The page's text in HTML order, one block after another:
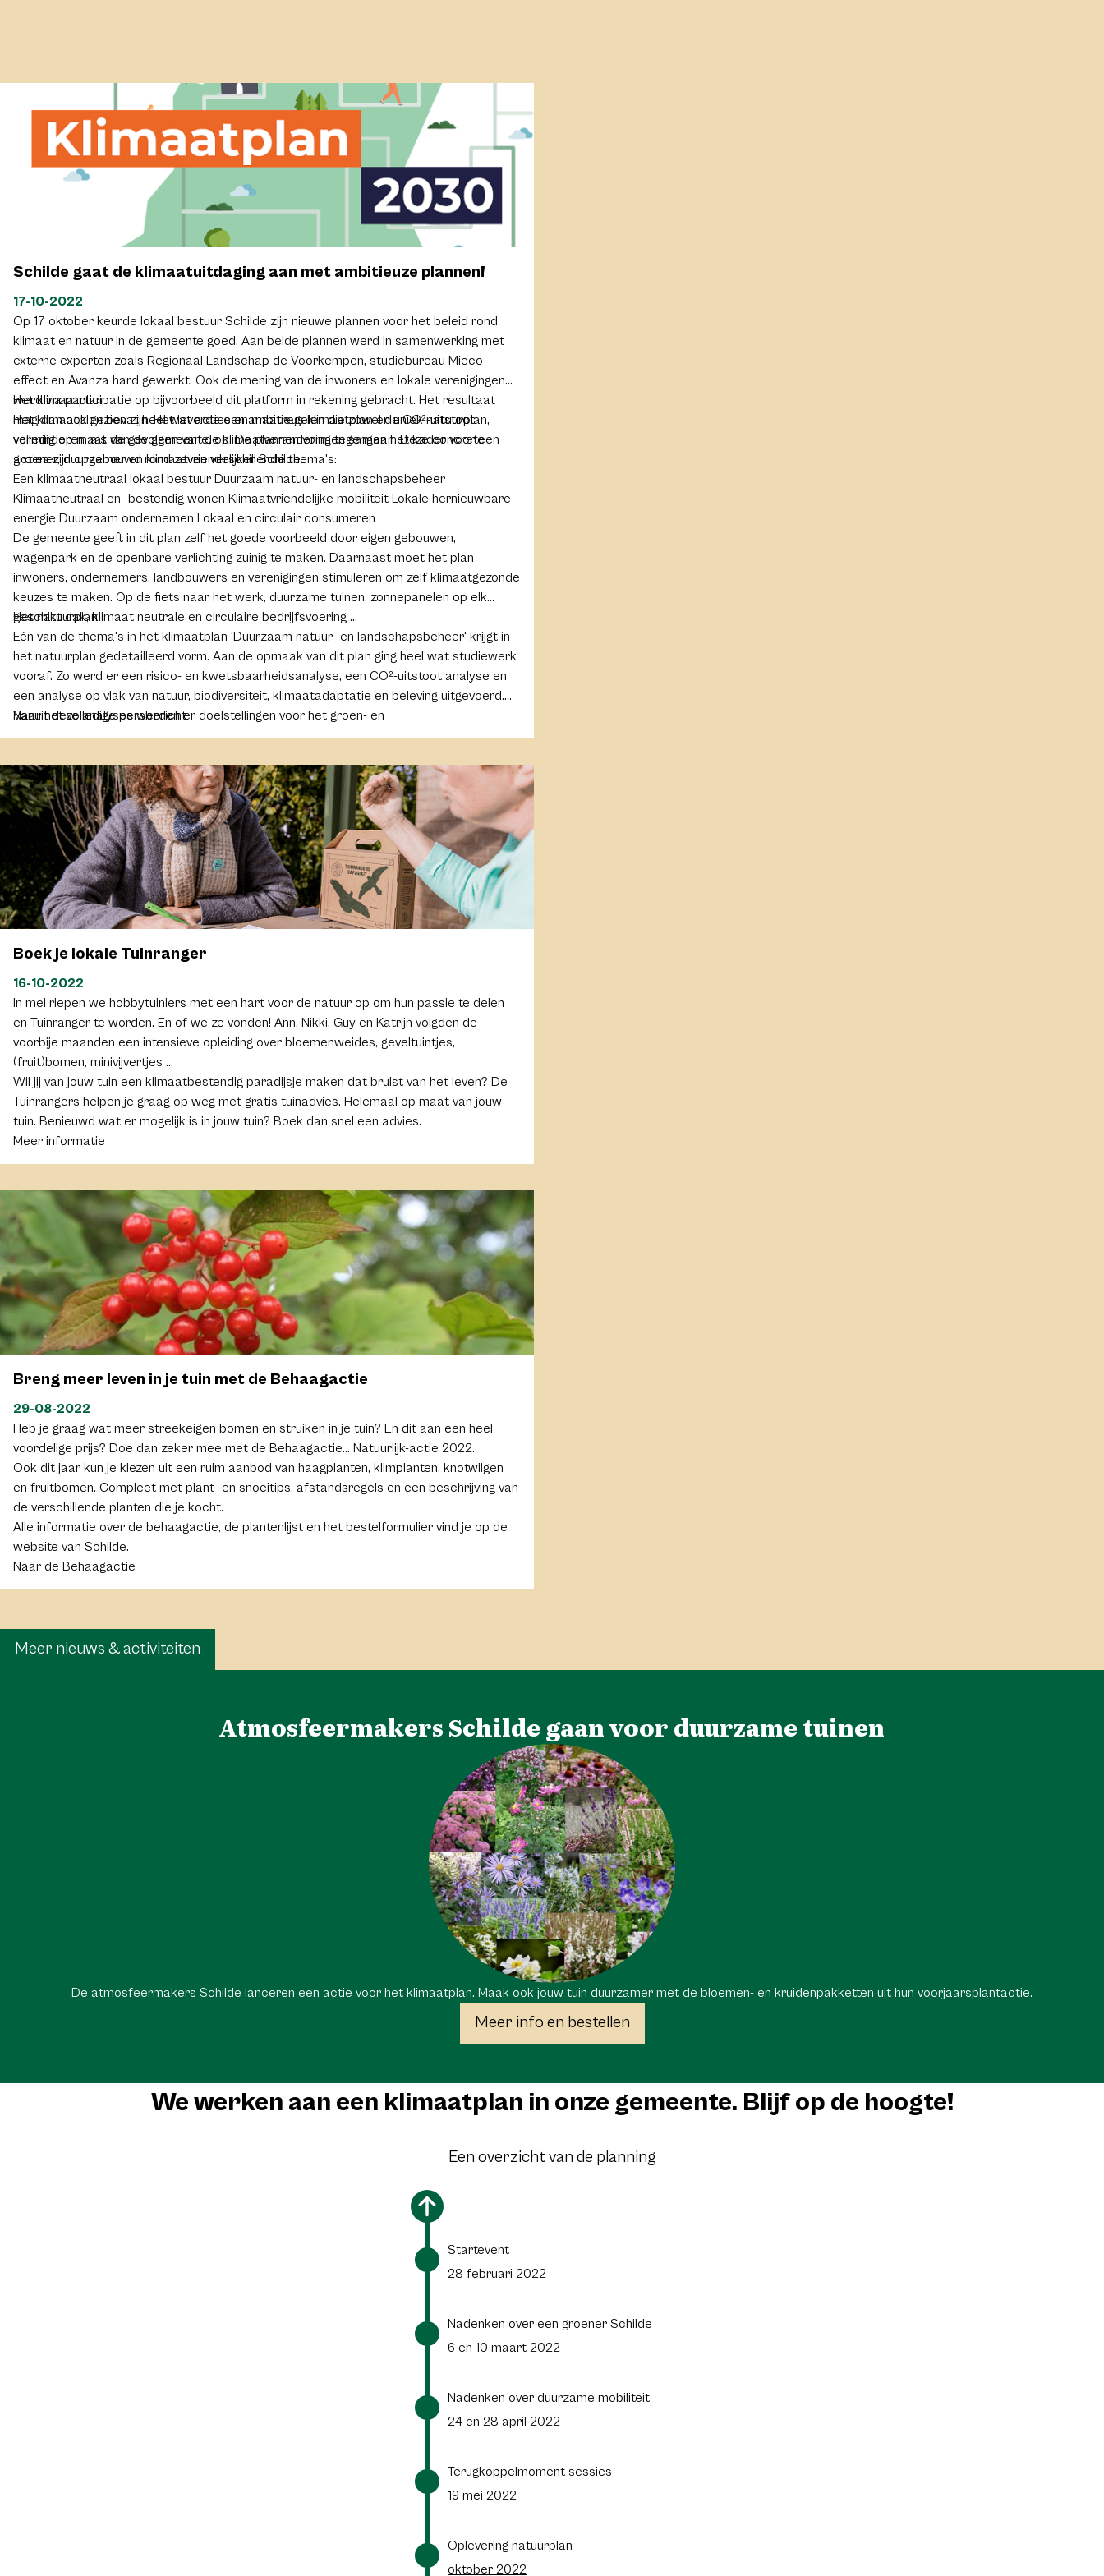
Schilde gaat de klimaatuitdaging aan met ambitieuze plannen!
17-10-2022
Op 17 oktober keurde lokaal bestuur Schilde zijn nieuwe plannen voor het beleid rond
klimaat en natuur in de gemeente goed. Aan beide plannen werd in samenwerking met
externe experten zoals Regionaal Landschap de Voorkempen, studiebureau Mieco-
effect en Avanza hard gewerkt. Ook de mening van de inwoners en lokale verenigingen
werd via participatie op bijvoorbeeld dit platform in rekening gebracht. Het resultaat
mag dan ook gezien zijn. Het leverde een ambitieus klimaatplan en uniek natuurplan,
volledig op maat van de gemeente, op. De plannen vormen samen het kader voor een
groener, duurzamer en klimaatvriendelijker Schilde.
Het klimaatplan
Het klimaatplan bevat heel wat acties en maatregelen die zowel de CO²-uitstoot
verminderen, als de gevolgen van de klimaatverandering tegengaan. Deze concrete
acties zijn opgebouwd rond zeven verschillende thema's:
Een klimaatneutraal lokaal bestuur Duurzaam natuur- en landschapsbeheer
Klimaatneutraal en -bestendig wonen Klimaatvriendelijke mobiliteit Lokale hernieuwbare
energie Duurzaam ondernemen Lokaal en circulair consumeren
De gemeente geeft in dit plan zelf het goede voorbeeld door eigen gebouwen,
wagenpark en de openbare verlichting zuinig te maken. Daarnaast moet het plan
inwoners, ondernemers, landbouwers en verenigingen stimuleren om zelf klimaatgezonde
keuzes te maken. Op de fiets naar het werk, duurzame tuinen, zonnepanelen op elk
geschikt dak, klimaat neutrale en circulaire bedrijfsvoering ...
Het natuurplan
Eén van de thema's in het klimaatplan 'Duurzaam natuur- en landschapsbeheer' krijgt in
het natuurplan gedetailleerd vorm. Aan de opmaak van dit plan ging heel wat studiewerk
vooraf. Zo werd er een risico- en kwetsbaarheidsanalyse, een CO²-uitstoot analyse en
een analyse op vlak van natuur, biodiversiteit, klimaatadaptatie en beleving uitgevoerd.
Vanuit deze analyses werden er doelstellingen voor het groen- en
natuurbeleid vastgelegd, die in het plan ook worden vertaald in concrete acties. Een
stad of gemeente om biodiverser en klimaatrobuuster te worden via de tuinen van de
inwoners.
Naar het volledige persbericht
Boek je lokale Tuinranger
16-10-2022
In mei riepen we hobbytuiniers met een hart voor de natuur op om hun passie te delen
en Tuinranger te worden. En of we ze vonden! Ann, Nikki, Guy en Katrijn volgden de
voorbije maanden een intensieve opleiding over bloemenweides, geveltuintjes,
(fruit)bomen, minivijvertjes …
Wil jij van jouw tuin een klimaatbestendig paradijsje maken dat bruist van het leven? De
Tuinrangers helpen je graag op weg met gratis tuinadvies. Helemaal op maat van jouw
tuin. Benieuwd wat er mogelijk is in jouw tuin? Boek dan snel een advies.
Meer informatie
Breng meer leven in je tuin met de Behaagactie
29-08-2022
Heb je graag wat meer streekeigen bomen en struiken in je tuin? En dit aan een heel
voordelige prijs? Doe dan zeker mee met de Behaagactie... Natuurlijk-actie 2022.
Ook dit jaar kun je kiezen uit een ruim aanbod van haagplanten, klimplanten, knotwilgen
en fruitbomen. Compleet met plant- en snoeitips, afstandsregels en een beschrijving van
de verschillende planten die je kocht.
Alle informatie over de behaagactie, de plantenlijst en het bestelformulier vind je op de
website van Schilde.
Naar de Behaagactie
Meer nieuws & activiteiten
Atmosfeermakers Schilde gaan voor duurzame tuinen
De atmosfeermakers Schilde lanceren een actie voor het klimaatplan. Maak ook jouw tuin duurzamer met de bloemen- en kruidenpakketten uit hun voorjaarsplantactie.
Meer info en bestellen
We werken aan een klimaatplan in onze gemeente. Blijf op de hoogte!
Een overzicht van de planning
Startevent
28 februari 2022
Nadenken over een groener Schilde
6 en 10 maart 2022
Nadenken over duurzame mobiliteit
24 en 28 april 2022
Terugkoppelmoment sessies
19 mei 2022
Oplevering natuurplan
oktober 2022